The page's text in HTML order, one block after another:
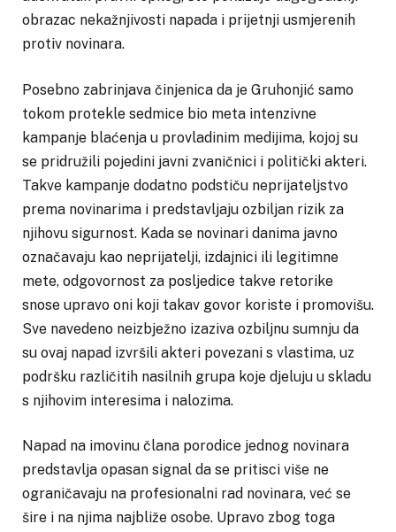
obrazac nekažnjivosti napada i prijetnji usmjerenih
protiv novinara.
Posebno zabrinjava činjenica da je Gruhonjić samo
tokom protekle sedmice bio meta intenzivne
kampanje blaćenja u provladinim medijima, kojoj su
se pridružili pojedini javni zvaničnici i politički akteri.
Takve kampanje dodatno podstiču neprijateljstvo
prema novinarima i predstavljaju ozbiljan rizik za
njihovu sigurnost. Kada se novinari danima javno
označavaju kao neprijatelji, izdajnici ili legitimne
mete, odgovornost za posljedice takve retorike
snose upravo oni koji takav govor koriste i promovišu.
Sve navedeno neizbježno izaziva ozbiljnu sumnju da
su ovaj napad izvršili akteri povezani s vlastima, uz
podršku različitih nasilnih grupa koje djeluju u skladu
s njihovim interesima i nalozima.
Napad na imovinu člana porodice jednog novinara
predstavlja opasan signal da se pritisci više ne
ograničavaju na profesionalni rad novinara, već se
šire i na njima najbliže osobe. Upravo zbog toga